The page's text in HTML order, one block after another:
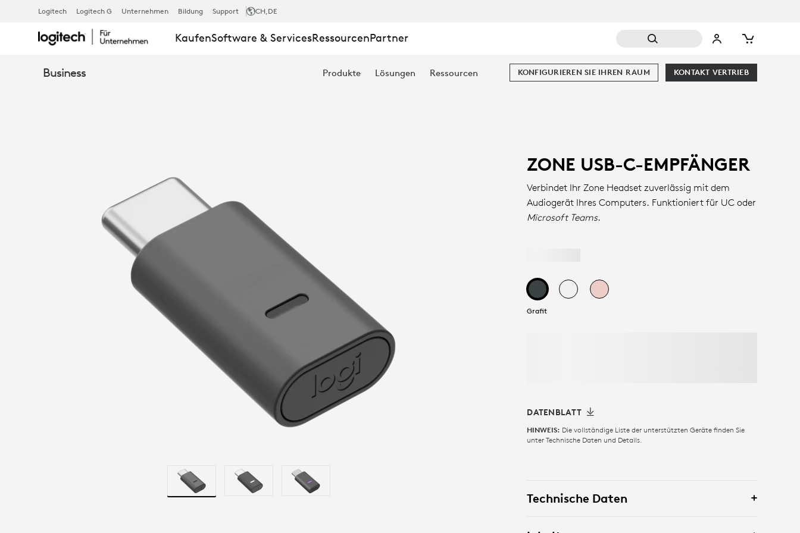
ZONE
USB-
Logitech Logitech G Unternehmen Bildung Support CH,DE
KaufenSoftware & ServicesRessourcenPartner
Business Produkte Lösungen Ressourcen KONTAKT VERTRIEB
KONFIGURIEREN SIE IHREN RAUM
ZONE USB-C-EMPFÄNGER
Verbindet Ihr Zone Headset zuverlässig mit dem
Audiogerät Ihres Computers. Funktioniert für UC oder
Microsoft Teams.
Grafit
DATENBLATT
HINWEIS: Die vollständige Liste der unterstützten Geräte finden Sie
unter Technische Daten und Details.
Technische Daten